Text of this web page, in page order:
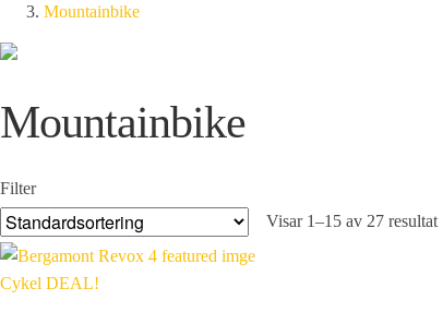
Mountainbike
Mountainbike
Filter
Visar 1–15 av 27 resultat
Cykel DEAL!